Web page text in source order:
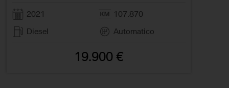
2021
107.870
Diesel
Automatico
19.900 €